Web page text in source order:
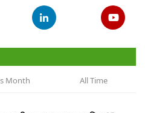
Month All Time